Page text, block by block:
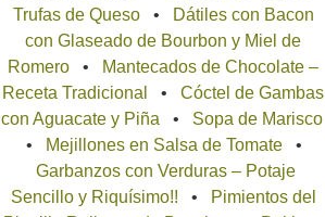
Trufas de Queso
Dátiles con Bacon
con Glaseado de Bourbon y Miel de
Romero
Mantecados de Chocolate –
Receta Tradicional
Cóctel de Gambas
con Aguacate y Piña
Sopa de Marisco
Mejillones en Salsa de Tomate
Garbanzos con Verduras – Potaje
Sencillo y Riquísimo!!
Pimientos del